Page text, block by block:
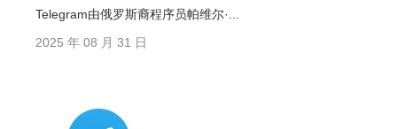
Telegram由俄罗斯裔程序员帕维尔·...
2025 年 08 月 31 日